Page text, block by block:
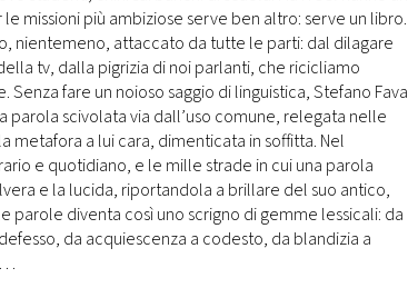
missioni più ambiziose serve ben altro: serve un libro.
nientemeno, attaccato da tutte le parti: dal dilagare
tv, dalla pigrizia di noi parlanti, che ricicliamo
fare un noioso saggio di linguistica, Stefano Fava
parola scivolata via dall’uso comune, relegata nelle
metafora a lui cara, dimenticata in soffitta. Nel
e quotidiano, e le mille strade in cui una parola
e la lucida, riportandola a brillare del suo antico,
parole diventa così uno scrigno di gemme lessicali: da
da acquiescenza a codesto, da blandizia a